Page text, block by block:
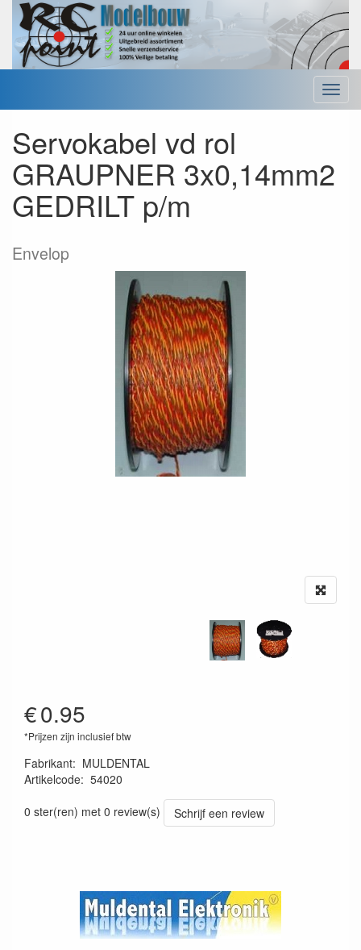
Menu
Servokabel vd rol
GRAUPNER 3x0,14mm2
GEDRILT p/m
Envelop
€0.95
*Prijzen zijn inclusief btw
Fabrikant: MULDENTAL
Artikelcode: 54020
0 ster(ren) met 0 review(s)
Schrijf een review